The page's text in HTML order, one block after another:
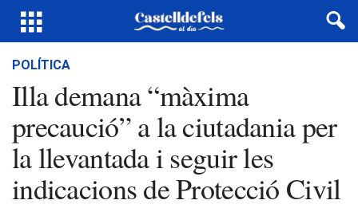
POLÍTICA
Illa demana “màxima
precaució” a la ciutadania per
la llevantada i seguir les
indicacions de Protecció Civil